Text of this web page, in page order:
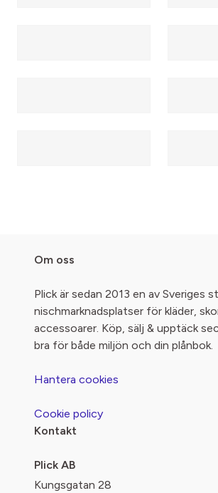
Om oss
Plick är sedan 2013 en av Sveriges
nischmarknadsplatser för kläder,
accessoarer. Köp, sälj & upptäck
bra för både miljön och din plånbok.
Hantera cookies
Cookie policy
Kontakt
Plick AB
Kungsgatan 28